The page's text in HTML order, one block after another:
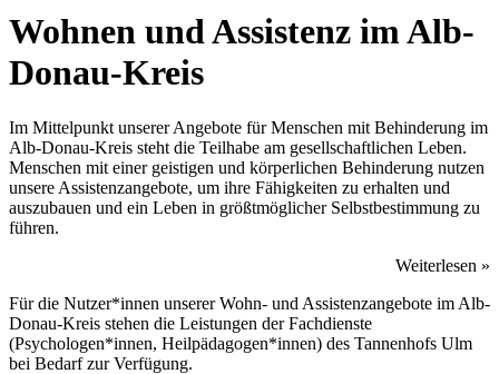
Wohnen und Assistenz im Alb-
Donau-Kreis
Im Mittelpunkt unserer Angebote für Menschen mit Behinderung im
Alb-Donau-Kreis steht die Teilhabe am gesellschaftlichen Leben.
Menschen mit einer geistigen und körperlichen Behinderung nutzen
unsere Assistenzangebote, um ihre Fähigkeiten zu erhalten und
auszubauen und ein Leben in größtmöglicher Selbstbestimmung zu
führen.
Weiterlesen »
Für die Nutzer*innen unserer Wohn- und Assistenzangebote im Alb-
Donau-Kreis stehen die Leistungen der Fachdienste
(Psychologen*innen, Heilpädagogen*innen) des Tannenhofs Ulm
bei Bedarf zur Verfügung.